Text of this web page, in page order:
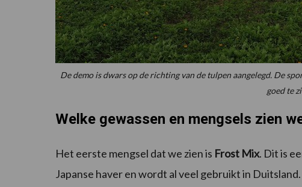
De demo is dwars op de richting van de tulpen aangelegd. De
goed te
Welke gewassen en mengsels zien
Het eerste mengsel dat we zien is Frost Mix. Dit is
Japanse haver en wordt al veel gebruikt in